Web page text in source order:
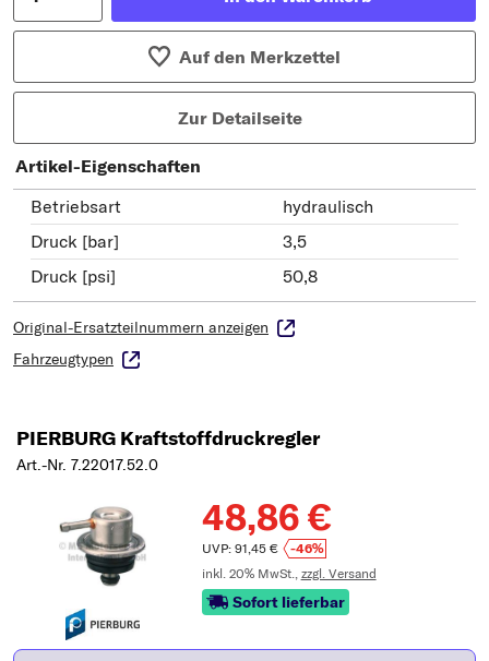
Auf den Merkzettel
Zur Detailseite
Artikel-Eigenschaften
Betriebsart
hydraulisch
Druck [bar]
3,5
Druck [psi]
50,8
Original-Ersatzteilnummern anzeigen
Fahrzeugtypen
PIERBURG Kraftstoffdruckregler
Art.-Nr. 7.22017.52.0
48,86 €
UVP: 91,45 €
-46%
inkl. 20% MwSt., zzgl. Versand
Sofort lieferbar